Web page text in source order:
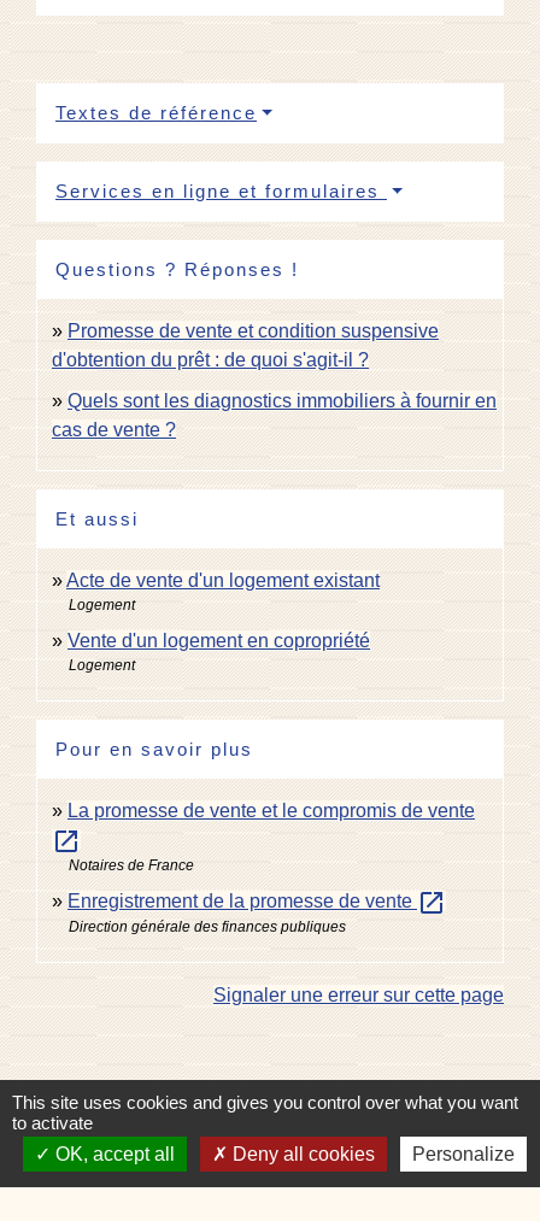
Textes de référence
Services en ligne et formulaires
Questions ? Réponses !
Promesse de vente et condition suspensive
d'obtention du prêt : de quoi s'agit-il ?
Quels sont les diagnostics immobiliers à fournir en
cas de vente ?
Et aussi
Acte de vente d'un logement existant
Logement
Vente d'un logement en copropriété
Logement
Pour en savoir plus
La promesse de vente et le compromis de vente
open_in_new
Notaires de France
Enregistrement de la promesse de vente open_in_new
Direction générale des finances publiques
Signaler une erreur sur cette page
Contacts
Commune de Charvonnex
This site uses cookies and gives you control over what you want
to activate
OK, accept all
Deny all cookies Personalize